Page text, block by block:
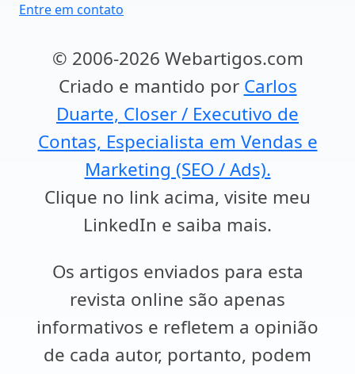
Entre em contato
© 2006-2026 Webartigos.com
Criado e mantido por Carlos
Duarte, Closer / Executivo de
Contas, Especialista em Vendas e
Marketing (SEO / Ads).
Clique no link acima, visite meu
LinkedIn e saiba mais.
Os artigos enviados para esta
revista online são apenas
informativos e refletem a opinião
de cada autor, portanto, podem